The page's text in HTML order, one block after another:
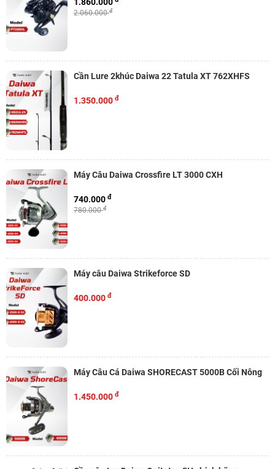
2.060.000đ
Cần Lure 2khúc Daiwa 22 Tatula XT 762XHFS
1.350.000 đ
Máy Câu Daiwa Crossfire LT 3000 CXH
780.000đ
740.000 đ
Máy câu Daiwa Strikeforce SD
400.000 đ
Máy Câu Cá Daiwa SHORECAST 5000B Cối Nông
1.450.000 đ